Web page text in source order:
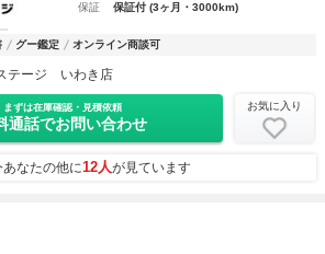
保証
保証付 (3ヶ月・3000km)
グー鑑定 オンライン商談可
テージ いわき店
まずは在庫確認・見積依頼
通話でお問い合わせ
お気に入り
あなたの他に12人が見ています